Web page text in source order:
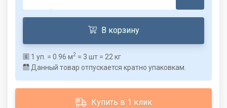
В корзину
1 уп. = 0.96 м2 = 3 шт = 22 кг
Данный товар отпускается кратно упаковкам.
Купить в 1 клик